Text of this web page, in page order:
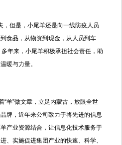
但是，小尾羊还是向一线防疫人员
食品，从物资到现金，从人员到车
年来，小尾羊积极承担社会责任，助
暖与力量。
羊”做文章，立足内蒙古，放眼全世
牌，近年来公司致力于将先进的信息
产业资源结合，让信息化技术服务于
、实施促进集团产业的快速、科学、